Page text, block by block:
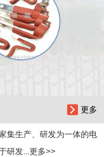
更多
生产、研发为一体的电
研发...更多>>